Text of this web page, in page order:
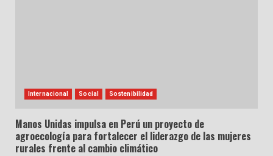
Internacional Social Sostenibilidad
Manos Unidas impulsa en Perú un proyecto de
agroecología para fortalecer el liderazgo de las mujeres
rurales frente al cambio climático